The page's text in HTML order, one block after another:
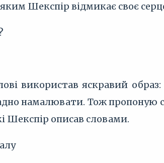
Шекспір відмикає своє
використав яскравий
намалювати. Тож пропоную
Шекспір описав словами.